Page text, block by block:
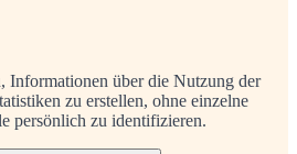
Informationen über die Nutzung der
zu erstellen, ohne einzelne
persönlich zu identifizieren.